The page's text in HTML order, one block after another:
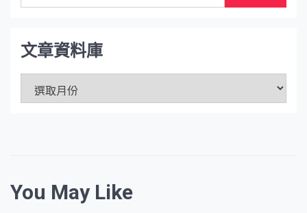
字:
文章資料庫
資
You May Like